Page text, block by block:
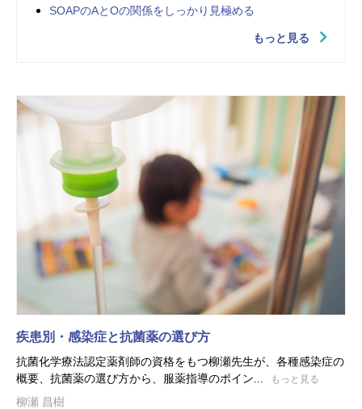
SOAPのAとOの関係をしっかり見極める
もっと見る
疾患別・感染症と抗菌薬の選び方
抗菌化学療法認定薬剤師の資格をもつ柳瀬先生が、各種感染症の
概要、抗菌薬の選び方から、服薬指導のポイン...
もっと見る
柳瀬 昌樹